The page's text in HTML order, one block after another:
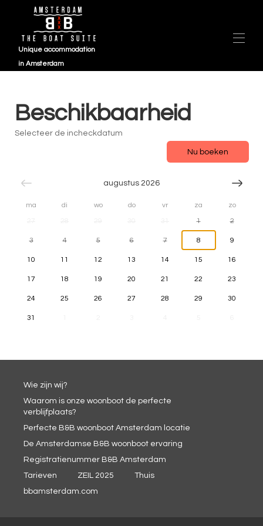
Unique accommodation
in Amsterdam
ZEIL 2025 (1)
Kaart
Beschikbaarheid
Beschikbaarheid
Selecteer de incheckdatum
Nu boeken
augustus 2026
ma di wo do vr za zo
1 2
3 4 5 6 7 8 9
10 11 12 13 14 15 16
17 18 19 20 21 22 23
24 25 26 27 28 29 30
31
Wie zijn wij?
Waarom is onze woonboot de perfecte
verblijfplaats?
Perfecte B&B woonboot Amsterdam locatie
De Amsterdamse B&B woonboot ervaring
Registratienummer B&B Amsterdam
Tarieven
ZEIL 2025
Thuis
bbamsterdam.com